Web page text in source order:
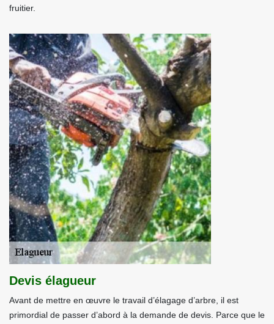
fruitier.
Devis élagueur
Avant de mettre en œuvre le travail d’élagage d’arbre, il est
primordial de passer d’abord à la demande de devis. Parce que le